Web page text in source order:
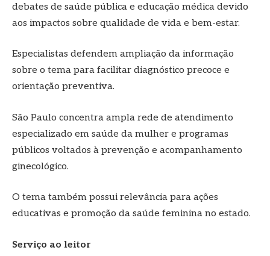
debates de saúde pública e educação médica devido
aos impactos sobre qualidade de vida e bem-estar.
Especialistas defendem ampliação da informação
sobre o tema para facilitar diagnóstico precoce e
orientação preventiva.
São Paulo concentra ampla rede de atendimento
especializado em saúde da mulher e programas
públicos voltados à prevenção e acompanhamento
ginecológico.
O tema também possui relevância para ações
educativas e promoção da saúde feminina no estado.
Serviço ao leitor